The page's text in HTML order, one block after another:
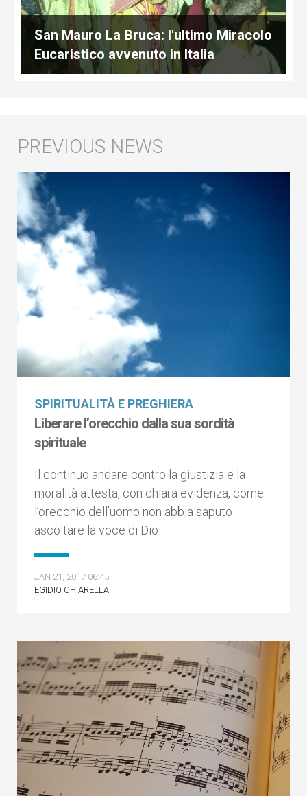
San Mauro La Bruca: l'ultimo Miracolo
Eucaristico avvenuto in Italia
SPIRITUALITÀ E PREGHIERA
Liberare l’orecchio dalla sua sordità
spirituale
Il continuo andare contro la giustizia e la
moralità attesta, con chiara evidenza, come
l’orecchio dell’uomo non abbia saputo
ascoltare la voce di Dio
JAN 21, 2017 06:45
EGIDIO CHIARELLA